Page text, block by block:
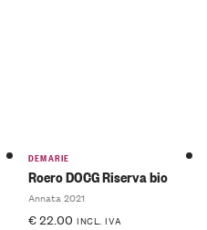
DEMARIE
Roero DOCG Riserva bio
Annata 2021
€22.00 INCL. IVA